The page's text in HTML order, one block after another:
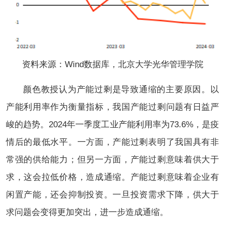
资料来源：Wind数据库，北京大学光华管理学院
颜色教授认为产能过剩是导致通缩的主要原因。以
产能利用率作为衡量指标，我国产能过剩问题有日益严
峻的趋势。2024年一季度工业产能利用率为73.6%，是疫
情后的最低水平。一方面，产能过剩表明了我国具有非
常强的供给能力；但另一方面，产能过剩意味着供大于
求，这会拉低价格，造成通缩。产能过剩意味着企业有
闲置产能，还会抑制投资。一旦投资需求下降，供大于
求问题会变得更加突出，进一步造成通缩。